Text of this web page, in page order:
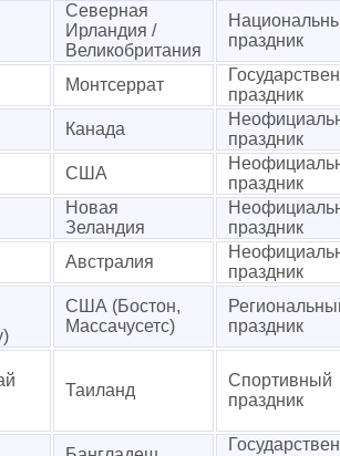
Северная
Ирландия /
Великобритания
праздник
Монтсеррат
праздник
Канада
праздник
США
праздник
Новая
Зеландия
праздник
Австралия
праздник
США (Бостон,
Массачусетс)
праздник
Таиланд
Спортивный
праздник